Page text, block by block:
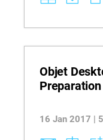
Objet
16 Jan 2017 |